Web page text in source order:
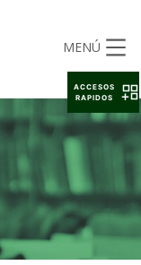
MENÚ
ACCESOS
RAPIDOS